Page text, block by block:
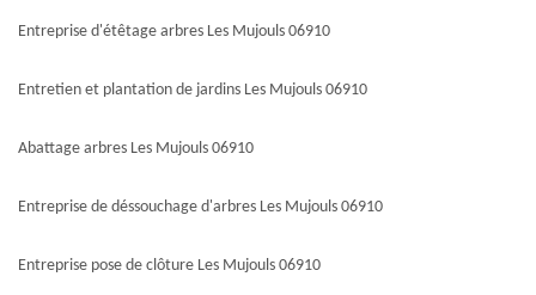
Entreprise d'étêtage arbres Les Mujouls 06910
Entretien et plantation de jardins Les Mujouls 06910
Abattage arbres Les Mujouls 06910
Entreprise de déssouchage d'arbres Les Mujouls 06910
Entreprise pose de clôture Les Mujouls 06910